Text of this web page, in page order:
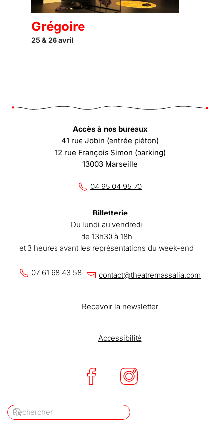
Grégoire
25 & 26 avril
Accès à nos bureaux
41 rue Jobin (entrée piéton)
12 rue François Simon (parking)
13003 Marseille
04 95 04 95 70
Billetterie
Du lundi au vendredi
de 13h30 à 18h
et 3 heures avant les représentations du week-end
07 61 68 43 58 contact@theatremassalia.com
Recevoir la newsletter
Accessibilité